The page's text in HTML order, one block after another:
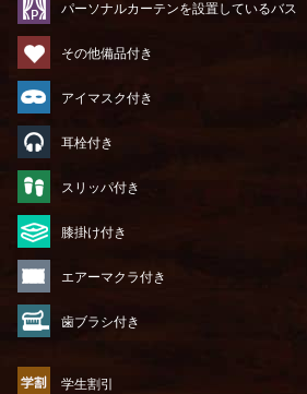
パーソナルカーテンを設置しているバス
その他備品付き
アイマスク付き
耳栓付き
スリッパ付き
膝掛け付き
エアーマクラ付き
歯ブラシ付き
学生割引